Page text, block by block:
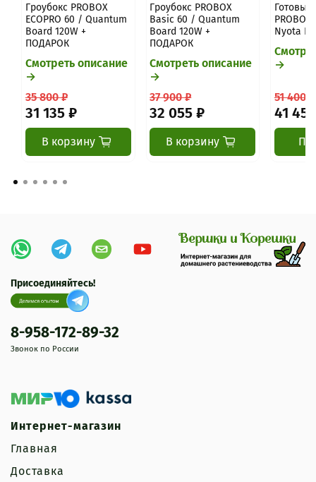
Гроубокс PROBOX
ECOPRO 60 / Quantum
Board 120W +
ПОДАРОК
Смотреть описание
→
35 800 ₽
31 135 ₽
В корзину
Гроубокс PROBOX
Basic 60 / Quantum
Board 120W +
ПОДАРОК
Смотреть описание
→
37 900 ₽
32 055 ₽
В корзину
Готовый
Nyota
→
51 400 ₽
41
Интернет-магазин
Главная
Доставка
Присоединяйтесь!
8-958-172-89-32
Звонок по России